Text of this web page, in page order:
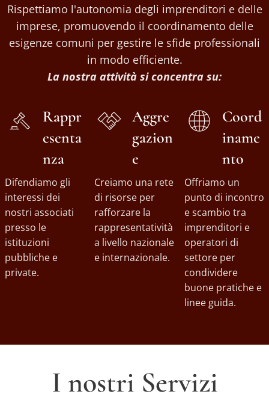
Rispettiamo l'autonomia degli imprenditori e delle
imprese, promuovendo il coordinamento delle
esigenze comuni per gestire le sfide professionali
in modo efficiente.
La nostra attività si concentra su:
Rappr
esenta
nza
Difendiamo gli
interessi dei
nostri associati
presso le
istituzioni
pubbliche e
private.
Aggre
gazion
e
Creiamo una rete
di risorse per
rafforzare la
rappresentatività
a livello nazionale
e internazionale.
Coord
iname
nto
Offriamo un
punto di incontro
e scambio tra
imprenditori e
operatori di
settore per
condividere
buone pratiche e
linee guida.
I nostri Servizi